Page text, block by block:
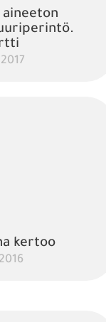
aineeton
kertoo